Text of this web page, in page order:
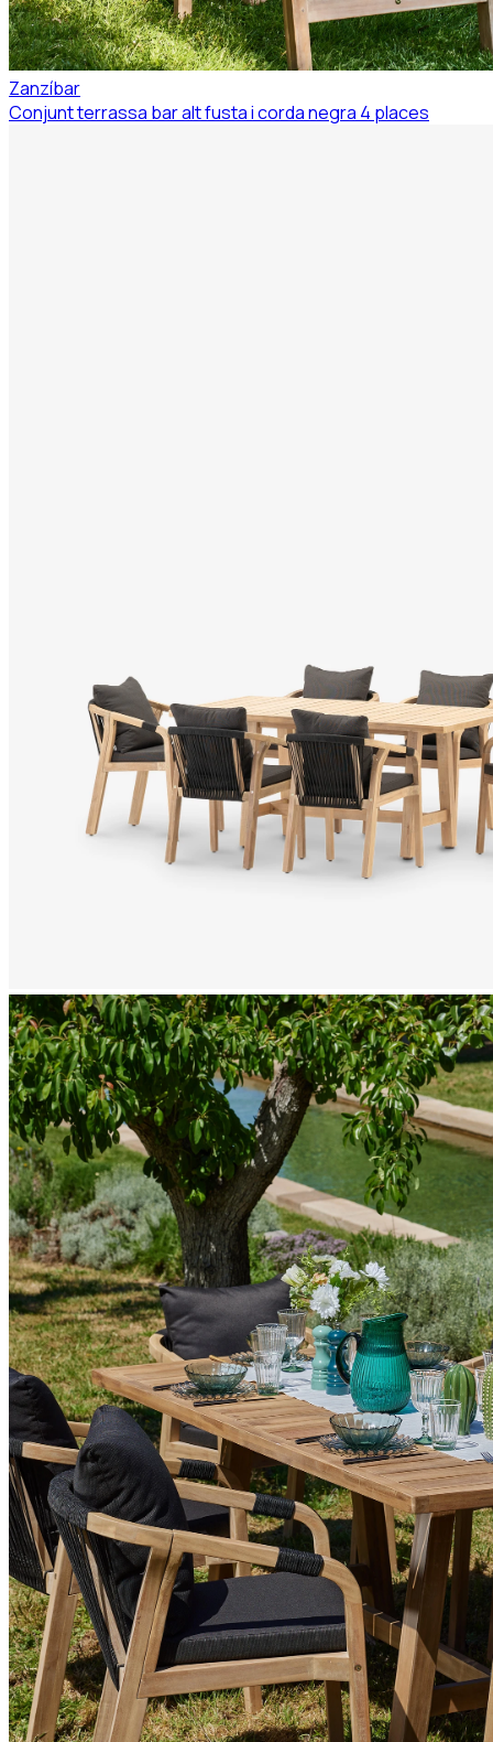
Zanzíbar
Conjunt terrassa bar alt fusta i corda negra 4 places